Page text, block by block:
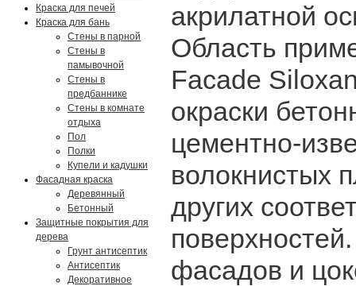
Краска для печей
Краска для бань
Стены в парной
Стены в
памывочной
Стены в
предбаннике
Стены в комнате
отдыха
Пол
Полки
Купели и кадушки
Фасадная краска
Деревянный
Бетонный
Защитные покрытия для
дерева
Грунт антисептик
Антисептик
Декоративное
акрилатной
Область
Facade
окраски
цементно-
волокнистых
других
фасадов и